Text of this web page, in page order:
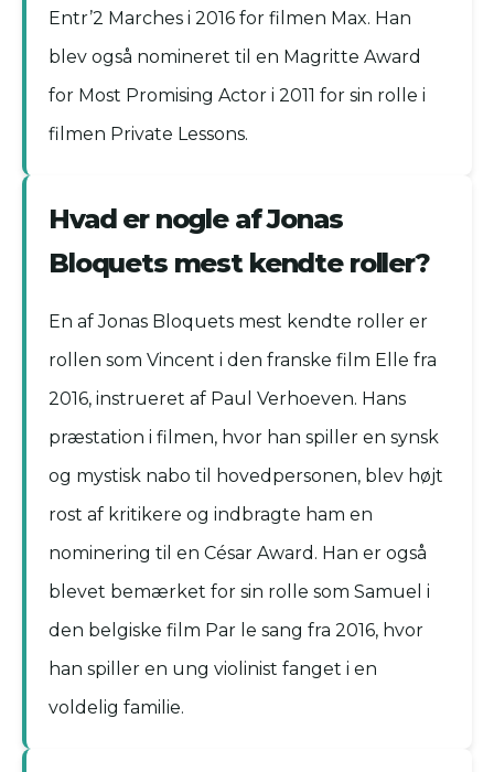
Entr’2 Marches i 2016 for filmen Max. Han
blev også nomineret til en Magritte Award
for Most Promising Actor i 2011 for sin rolle i
filmen Private Lessons.
Hvad er nogle af Jonas
Bloquets mest kendte roller?
En af Jonas Bloquets mest kendte roller er
rollen som Vincent i den franske film Elle fra
2016, instrueret af Paul Verhoeven. Hans
præstation i filmen, hvor han spiller en synsk
og mystisk nabo til hovedpersonen, blev højt
rost af kritikere og indbragte ham en
nominering til en César Award. Han er også
blevet bemærket for sin rolle som Samuel i
den belgiske film Par le sang fra 2016, hvor
han spiller en ung violinist fanget i en
voldelig familie.